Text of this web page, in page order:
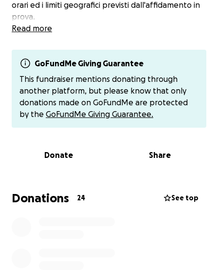
orari ed i limiti geografici previsti dall'affidamento in
prova.
Attualmente, Alemanno attende la sentenza della
La nostra missione
Questo comitato di supporto, si propone di
raccogliere fondi esclusivamente destinati a coprire
le spese legali.
vecchi amici di Gianni. I fondi raccolti saranno
Pagamento delle spese legali
Read more
GoFundMe Giving Guarantee
This fundraiser mentions donating through
another platform, but please know that only
donations made on GoFundMe are protected
by the GoFundMe Giving Guarantee.
Donate Share
Donations 24 See top